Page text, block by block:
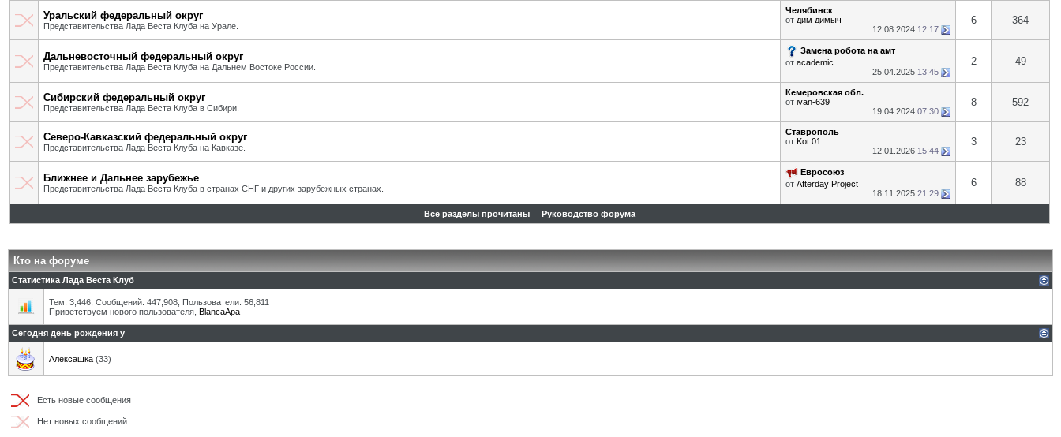
Уральский федеральный округ
Представительства Лада Веста Клуба на Урале.
Челябинск
от дим димыч
12.08.2024 12:17
6 364
Дальневосточный федеральный округ
Представительства Лада Веста Клуба на Дальнем Востоке России.
Замена робота на амт
от academic
25.04.2025 13:45
2 49
Сибирский федеральный округ
Представительства Лада Веста Клуба в Сибири.
Кемеровская обл.
от ivan-639
19.04.2024 07:30
8 592
Северо-Кавказский федеральный округ
Представительства Лада Веста Клуба на Кавказе.
Ставрополь
от Kot 01
12.01.2026 15:44
3 23
Ближнее и Дальнее зарубежье
Представительства Лада Веста Клуба в странах СНГ и других зарубежных странах.
Евросоюз
от Afterday Project
18.11.2025 21:29
6 88
Все разделы прочитаны Руководство форума
Кто на форуме
Статистика Лада Веста Клуб
Тем: 3,446, Сообщений: 447,908, Пользователи: 56,811
Приветствуем нового пользователя, BlancaApa
Сегодня день рождения у
Алексашка (33)
Есть новые сообщения
Нет новых сообщений